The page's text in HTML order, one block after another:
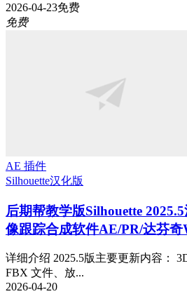
2026-04-23免费
免费
AE 插件
Silhouette汉化版
后期帮教学版Silhouette
像跟踪合成软件AE/PR/达芬
详细介绍 2025.5版主要更新内容：
FBX 文件、放...
2026-04-20